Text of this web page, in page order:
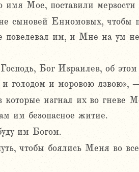
Мое, поставили мерзости
сыновей Енномовых, чтобы
повелевал им, и Мне на ум
Бог Израилев, об этом
голодом и моровою язвою»,
которые изгнал их во
им безопасное житие.
им Богом.
чтобы боялись Меня во